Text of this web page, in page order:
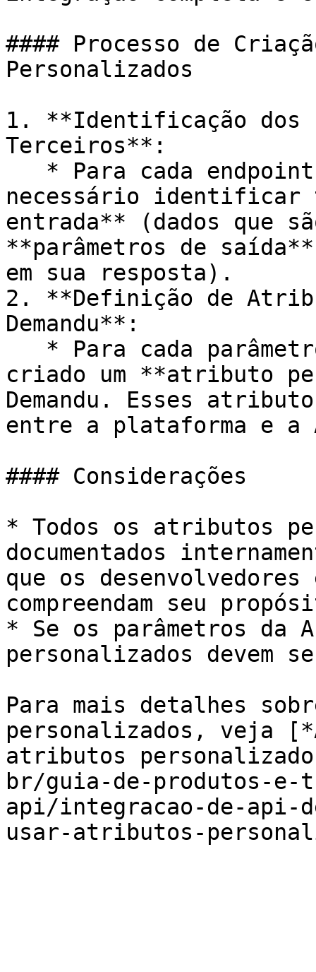
#### Processo de
Personalizados
1. **Identificação dos
Terceiros**:
necessário identificar
entrada** (dados que
**parâmetros de
em sua resposta).
2. **Definição de
Demandu**:
criado um **atributo
Demandu. Esses
entre a plataforma e
#### Considerações
* Todos os atributos
documentados
que os
compreendam seu
* Se os parâmetros da
personalizados devem
Para mais detalhes
personalizados, veja
atributos
br/guia-de-produtos-e-
api/integracao-de-api-